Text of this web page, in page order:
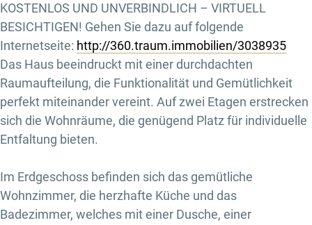
KOSTENLOS UND UNVERBINDLICH – VIRTUELL
BESICHTIGEN! Gehen Sie dazu auf folgende
Internetseite: http://360.traum.immobilien/3038935
Das Haus beeindruckt mit einer durchdachten
Raumaufteilung, die Funktionalität und Gemütlichkeit
perfekt miteinander vereint. Auf zwei Etagen erstrecken
sich die Wohnräume, die genügend Platz für individuelle
Entfaltung bieten.
Im Erdgeschoss befinden sich das gemütliche
Wohnzimmer, die herzhafte Küche und das
Badezimmer, welches mit einer Dusche, einer